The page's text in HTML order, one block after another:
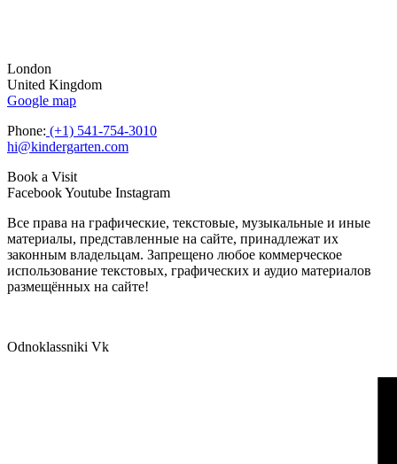
London
United Kingdom
Google map
Phone: (+1) 541-754-3010
hi@kindergarten.com
Book a Visit
FacebookYoutube Instagram
Все права на графические, текстовые, музыкальные и иные
материалы, представленные на сайте, принадлежат их
законным владельцам. Запрещено любое коммерческое
использование текстовых, графических и аудио материалов
размещённых на сайте!
Odnoklassniki Vk